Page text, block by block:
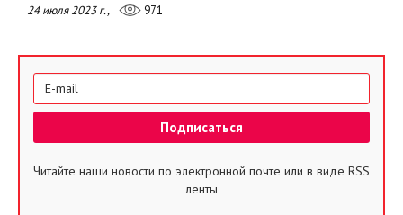
24 июля 2023 г., 971
Читайте наши новости по электронной почте или в виде RSS
ленты